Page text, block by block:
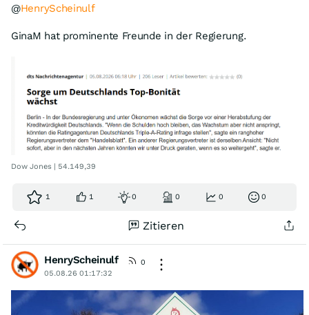
@HenryScheinulf
GinaM hat prominente Freunde in der Regierung.
Dow Jones | 54.149,39
1 1 0 0 0 0
Zitieren
HenryScheinulf
0
05.08.26 01:17:32